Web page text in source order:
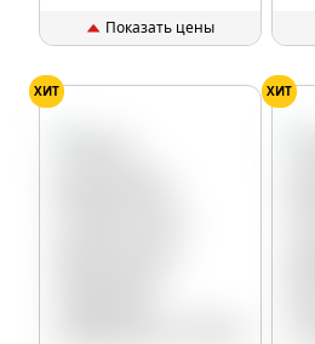
Показать цены
ХИТ ХИТ